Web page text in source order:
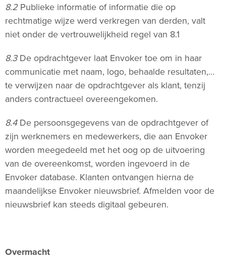
8.2Publieke informatie of informatie die op
rechtmatige wijze werd verkregen van derden, valt
niet onder de vertrouwelijkheid regel van 8.1
8.3De opdrachtgever laat Envoker toe om in haar
communicatie met naam, logo, behaalde resultaten,…
te verwijzen naar de opdrachtgever als klant, tenzij
anders contractueel overeengekomen.
8.4De persoonsgegevens van de opdrachtgever of
zijn werknemers en medewerkers, die aan Envoker
worden meegedeeld met het oog op de uitvoering
van de overeenkomst, worden ingevoerd in de
Envoker database. Klanten ontvangen hierna de
maandelijkse Envoker nieuwsbrief. Afmelden voor de
nieuwsbrief kan steeds digitaal gebeuren.
Overmacht